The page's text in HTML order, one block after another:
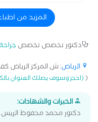
وقسم الشرج والقولون .
بمستشفي كفرالشيخ
للتأمين الصحي.
المزيد من
دكتور تخصص تخصص
الرياض: ش المركز الرياض
((احجز وسوف يصلك العنوان
الخبرات والشهادات:
دكتور محمد محفوظ الريس